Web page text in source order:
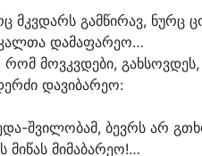
მკვდარს გამწირავ, ნურც
თა დამაფარეო…
რომ მოვკვდები, გახსოვდეს,
ძი დავიბარეო:
შვილობამ, ბევრს არ გ
მიწას მიმაბარეო!…